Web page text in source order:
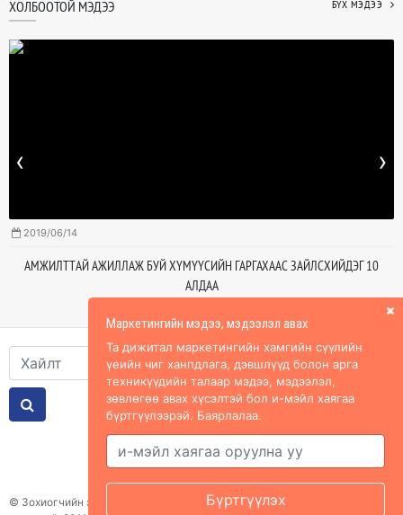
ХОЛБООТОЙ МЭДЭЭ БҮХ МЭДЭЭ
2019/06/14
АМЖИЛТТАЙ АЖИЛЛАЖ БУЙ ХҮМҮҮСИЙН ГАРГАХААС ЗАЙЛСХИЙДЭГ 10
АЛДАА
‹ ›
Маркетингийн мэдээ, мэдээлэл авах
Та дижитал маркетингийн хамгийн сүүлийн
үеийн чиг ханпдлага, дэвшлүүд болон арга
техникүүдийн талаар мэдээ, мэдээлэл,
зөвлөгөө авах хүсэлтэй бол и-мэйл хаягаа
бүртгүүлээрэй. Баярлалаа.
© Зохиогчийн эрх хуулиар хамгаалагдсан. Мэдээлэл хуулбарлах